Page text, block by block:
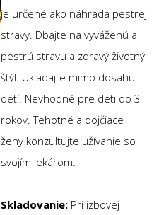
je určené ako náhrada pestrej
stravy. Dbajte na vyváženú a
pestrú stravu a zdravý životný
štýl. Ukladajte mimo dosahu
detí. Nevhodné pre deti do 3
rokov. Tehotné a dojčiace
ženy konzultujte užívanie so
svojím lekárom.
Skladovanie: Pri izbovej